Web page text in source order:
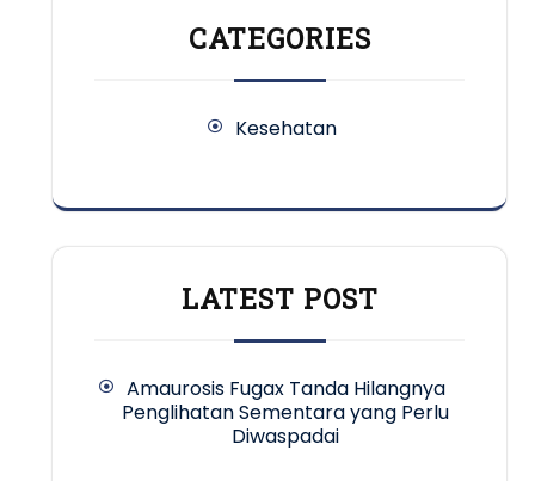
CATEGORIES
Kesehatan
LATEST POST
Amaurosis Fugax Tanda Hilangnya
Penglihatan Sementara yang Perlu
Diwaspadai